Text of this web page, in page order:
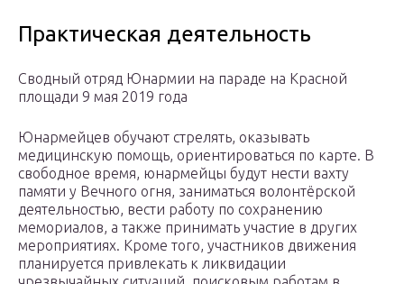
Практическая деятельность
Сводный отряд Юнармии на параде на Красной
площади 9 мая 2019 года
Юнармейцев обучают стрелять, оказывать
медицинскую помощь, ориентироваться по карте. В
свободное время, юнармейцы будут нести вахту
памяти у Вечного огня, заниматься волонтёрской
деятельностью, вести работу по сохранению
мемориалов, а также принимать участие в других
мероприятиях. Кроме того, участников движения
планируется привлекать к ликвидации